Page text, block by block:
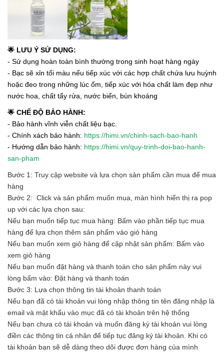
🌟 LƯU Ý SỬ DỤNG:
- Sử dụng hoàn toàn bình thường trong sinh hoạt hàng ngày
- Bạc sẽ xỉn tối màu nếu tiếp xúc với các hợp chất chứa lưu huỳnh
hoặc đeo trong những lúc ốm, tiếp xúc với hóa chất làm đẹp như
nước hoa, chất tẩy rửa, nước biển, bùn khoáng
🌟 CHẾ ĐỘ BẢO HÀNH:
- Bảo hành vĩnh viễn chất liệu bạc.
- Chính xách bảo hành: https://himi.vn/chinh-sach-bao-hanh
- Hướng dẫn bảo hành: https://himi.vn/quy-trinh-doi-bao-hanh-
san-pham
Bước 1: Truy cập website và lựa chọn sản phẩm cần mua để mua
hàng
Bước 2: Click và sản phẩm muốn mua, màn hình hiển thị ra pop
up với các lựa chọn sau:
Nếu bạn muốn tiếp tục mua hàng: Bấm vào phần tiếp tục mua
hàng để lựa chọn thêm sản phẩm vào giỏ hàng
Nếu bạn muốn xem giỏ hàng để cập nhật sản phẩm: Bấm vào
xem giỏ hàng
Nếu bạn muốn đặt hàng và thanh toán cho sản phẩm này vui
lòng bấm vào: Đặt hàng và thanh toán
Bước 3: Lựa chọn thông tin tài khoản thanh toán
Nếu bạn đã có tài khoản vui lòng nhập thông tin tên đăng nhập là
email và mật khẩu vào mục đã có tài khoản trên hệ thống
Nếu bạn chưa có tài khoản và muốn đăng ký tài khoản vui lòng
điền các thông tin cá nhân để tiếp tục đăng ký tài khoản. Khi có
tài khoản bạn sẽ dễ dàng theo dõi được đơn hàng của mình